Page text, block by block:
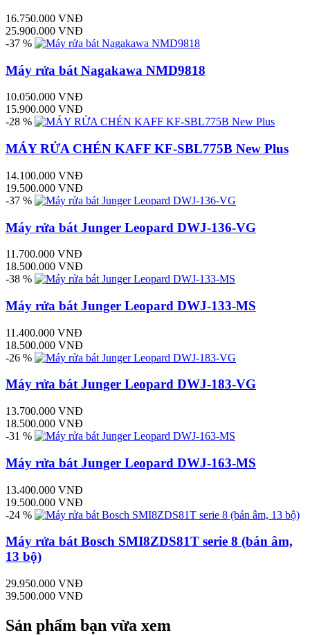
16.750.000 VNĐ
25.900.000 VNĐ
-37 %
Máy rửa bát Nagakawa NMD9818
10.050.000 VNĐ
15.900.000 VNĐ
-28 %
MÁY RỬA CHÉN KAFF KF-SBL775B New Plus
14.100.000 VNĐ
19.500.000 VNĐ
-37 %
Máy rửa bát Junger Leopard DWJ-136-VG
11.700.000 VNĐ
18.500.000 VNĐ
-38 %
Máy rửa bát Junger Leopard DWJ-133-MS
11.400.000 VNĐ
18.500.000 VNĐ
-26 %
Máy rửa bát Junger Leopard DWJ-183-VG
13.700.000 VNĐ
18.500.000 VNĐ
-31 %
Máy rửa bát Junger Leopard DWJ-163-MS
13.400.000 VNĐ
19.500.000 VNĐ
-24 %
Máy rửa bát Bosch SMI8ZDS81T serie 8 (bán âm,
13 bộ)
29.950.000 VNĐ
39.500.000 VNĐ
Sản phẩm bạn vừa xem